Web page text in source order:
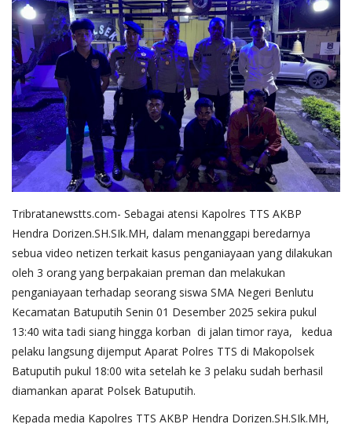
Tribratanewstts.com- Sebagai atensi Kapolres TTS AKBP
Hendra Dorizen.SH.SIk.MH, dalam menanggapi beredarnya
sebua video netizen terkait kasus penganiayaan yang dilakukan
oleh 3 orang yang berpakaian preman dan melakukan
penganiayaan terhadap seorang siswa SMA Negeri Benlutu
Kecamatan Batuputih Senin 01 Desember 2025 sekira pukul
13:40 wita tadi siang hingga korban di jalan timor raya, kedua
pelaku langsung dijemput Aparat Polres TTS di Makopolsek
Batuputih pukul 18:00 wita setelah ke 3 pelaku sudah berhasil
diamankan aparat Polsek Batuputih.
Kepada media Kapolres TTS AKBP Hendra Dorizen.SH.SIk.MH,